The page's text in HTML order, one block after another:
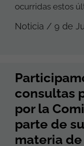
ocurridas estos
Noticia / 9 de
consultas
por la
parte de
materia